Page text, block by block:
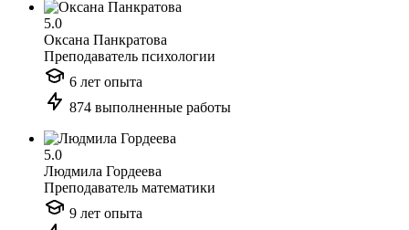
5.0
Оксана Панкратова
Преподаватель психологии
6 лет опыта
874 выполненные работы
5.0
Людмила Гордеева
Преподаватель математики
9 лет опыта